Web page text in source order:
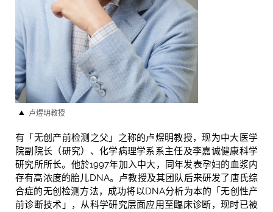
卢煜明教授
有「无创产前检测之父」之称的卢煜明教授，现为中大医学
院副院长（研究）、化学病理学系系主任及李嘉诚健康科学
研究所所长。他於1997年加入中大，同年发表孕妇的血浆内
存有高浓度的胎儿DNA。卢教授及其团队后来研发了唐氏综
合症的无创检测方法，成功将以DNA分析为本的「无创性产
前诊断技术」，从科学研究层面应用至臨床诊断，现时已被